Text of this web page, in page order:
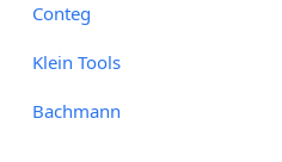
Conteg
Klein Tools
Bachmann